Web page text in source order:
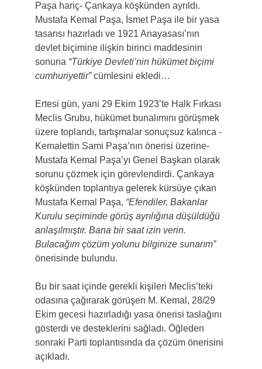
Paşa hariç- Çankaya köşkünden ayrıldı.
Mustafa Kemal Paşa, İsmet Paşa ile bir yasa
tasarısı hazırladı ve 1921 Anayasası’nın
devlet biçimine ilişkin birinci maddesinin
sonuna “Türkiye Devleti’nin hükümet biçimi
cumhuriyettir” cümlesini ekledi…
Ertesi gün, yani 29 Ekim 1923’te Halk Fırkası
Meclis Grubu, hükümet bunalımını görüşmek
üzere toplandı, tartışmalar sonuçsuz kalınca -
Kemalettin Sami Paşa’nın önerisi üzerine-
Mustafa Kemal Paşa’yı Genel Başkan olarak
sorunu çözmek için görevlendirdi. Çankaya
köşkünden toplantıya gelerek kürsüye çıkan
Mustafa Kemal Paşa, “Efendiler, Bakanlar
Kurulu seçiminde görüş ayrılığına düşüldüğü
anlaşılmıştır. Bana bir saat izin verin.
Bulacağım çözüm yolunu bilginize sunarım”
önerisinde bulundu.
Bu bir saat içinde gerekli kişileri Meclis’teki
odasına çağırarak görüşen M. Kemal, 28/29
Ekim gecesi hazırladığı yasa önerisi taslağını
gösterdi ve desteklerini sağladı. Öğleden
sonraki Parti toplantısında da çözüm önerisini
açıkladı.